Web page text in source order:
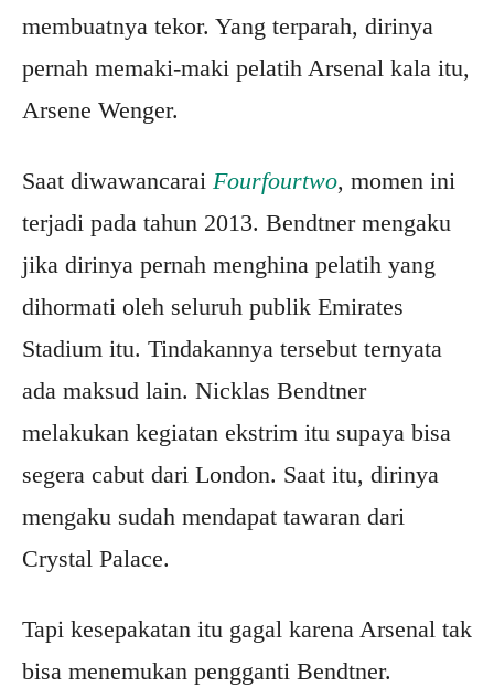
membuatnya tekor. Yang terparah, dirinya
pernah memaki-maki pelatih Arsenal kala itu,
Arsene Wenger.
Saat diwawancarai Fourfourtwo, momen ini
terjadi pada tahun 2013. Bendtner mengaku
jika dirinya pernah menghina pelatih yang
dihormati oleh seluruh publik Emirates
Stadium itu. Tindakannya tersebut ternyata
ada maksud lain. Nicklas Bendtner
melakukan kegiatan ekstrim itu supaya bisa
segera cabut dari London. Saat itu, dirinya
mengaku sudah mendapat tawaran dari
Crystal Palace.
Tapi kesepakatan itu gagal karena Arsenal tak
bisa menemukan pengganti Bendtner.